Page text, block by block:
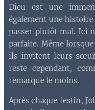
Dieu est une
également une histoire
passer plutôt mal. Ici
parfaite. Même
ils invitent leurs
reste cependant,
remarque le moins.
Après chaque festin,